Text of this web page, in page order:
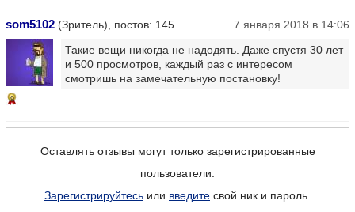
som5102 (Зритель), постов: 145 7 января 2018 в 14:06
9
Такие вещи никогда не надодять. Даже спустя 30 лет
и 500 просмотров, каждый раз с интересом
смотришь на замечательную постановку!
Оставлять отзывы могут только зарегистрированные
пользователи.
Зарегистрируйтесь или введите свой ник и пароль.